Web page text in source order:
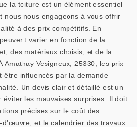
la toiture est un élément essentiel
nous nous engageons à vous offrir
à des prix compétitifs. En
varier en fonction de la
des matériaux choisis, et de la
Amathay Vesigneux, 25330, les prix
être influencés par la demande
Un devis clair et détaillé est un
éviter les mauvaises surprises. Il doit
précises sur le coût des
d'œuvre, et le calendrier des travaux.